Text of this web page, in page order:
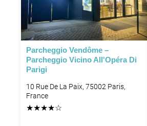
P
Parcheggio Vendôme –
Parcheggio Vicino All'Opéra Di
Parigi
10 Rue De La Paix, 75002 Paris,
France
★★★★☆